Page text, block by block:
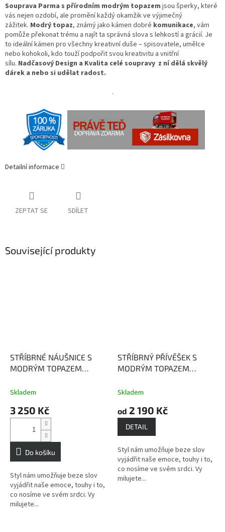
Souprava Parma s přírodním modrým topazem jsou šperky, které
vás nejen ozdobí, ale promění každý okamžik ve výjimečný
zážitek. Modrý topaz, známý jako kámen dobré komunikace, vám
pomůže překonat trému a najít ta správná slova s lehkostí a grácií. Je
to ideální kámen pro všechny kreativní duše – spisovatele, umělce
nebo kohokoli, kdo touží podpořit svou kreativitu a vnitřní
sílu. Nadčasový Design a Kvalita celé soupravy z ní dělá skvělý
dárek a nebo si udělat radost.
.
Detailní informace
ZEPTAT SE SDÍLET
Související produkty
STŘÍBRNÉ NÁUŠNICE S
MODRÝM TOPAZEM
dodává vnitřní sílu a
Skladem
3 250 Kč
Do košíku
Styl nám umožňuje beze slov
vyjádřit naše emoce, touhy i to,
co nosíme ve svém srdci. Vy
milujete...
STŘÍBRNÝ PŘÍVĚŠEK S
MODRÝM TOPAZEM
dodává vnitřní sílu a
Skladem
od 2 190 Kč
DETAIL
Styl nám umožňuje beze slov
vyjádřit naše emoce, touhy i to,
co nosíme ve svém srdci. Vy
milujete...